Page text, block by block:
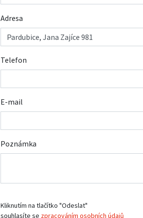
Adresa
Telefon
E-mail
Poznámka
Kliknutím na tlačítko "Odeslat"
souhlasíte se zpracováním osobních údajů